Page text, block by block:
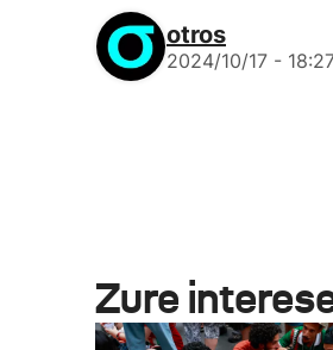
otros
2024/10/17 -
Zure